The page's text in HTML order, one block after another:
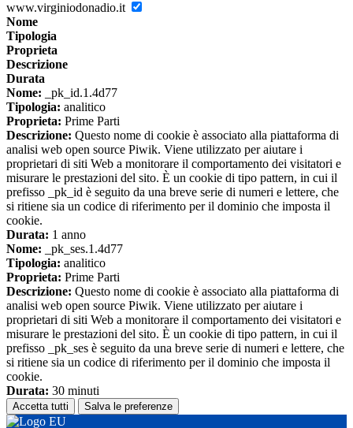
www.virginiodonadio.it
Nome
Tipologia
Proprieta
Descrizione
Durata
Nome: _pk_id.1.4d77
Tipologia: analitico
Proprieta: Prime Parti
Descrizione: Questo nome di cookie è associato alla piattaforma di
analisi web open source Piwik. Viene utilizzato per aiutare i
proprietari di siti Web a monitorare il comportamento dei visitatori e
misurare le prestazioni del sito. È un cookie di tipo pattern, in cui il
prefisso _pk_id è seguito da una breve serie di numeri e lettere, che
si ritiene sia un codice di riferimento per il dominio che imposta il
cookie.
Durata: 1 anno
Nome: _pk_ses.1.4d77
Tipologia: analitico
Proprieta: Prime Parti
Descrizione: Questo nome di cookie è associato alla piattaforma di
analisi web open source Piwik. Viene utilizzato per aiutare i
proprietari di siti Web a monitorare il comportamento dei visitatori e
misurare le prestazioni del sito. È un cookie di tipo pattern, in cui il
prefisso _pk_ses è seguito da una breve serie di numeri e lettere, che
si ritiene sia un codice di riferimento per il dominio che imposta il
cookie.
Durata: 30 minuti
Accetta tutti Salva le preferenze